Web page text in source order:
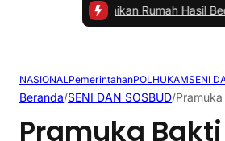
Rumah Hasil Bedah Rumah Polres
NASIONALPemerintahanPOLHUKAMSENI
Beranda/SENI DAN SOSBUD/
Pramuka